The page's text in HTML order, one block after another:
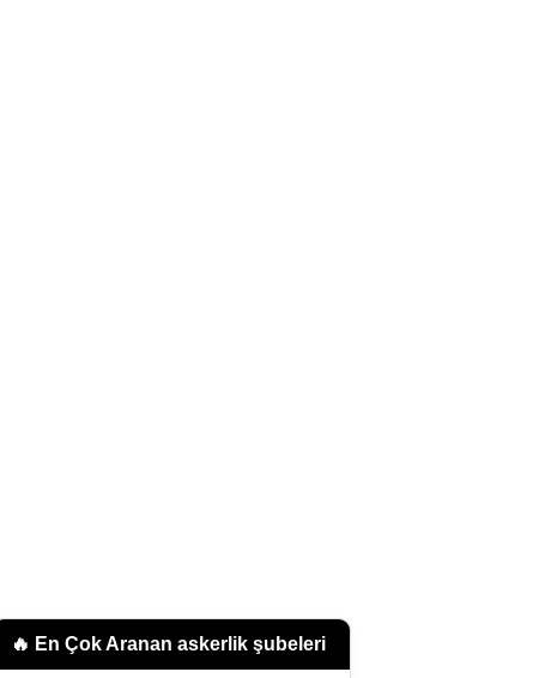
🔥 En Çok Aranan askerlik şubeleri